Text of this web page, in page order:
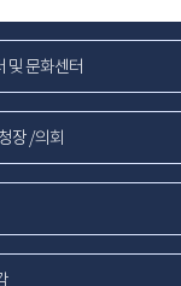
및 문화센터
장 /의회